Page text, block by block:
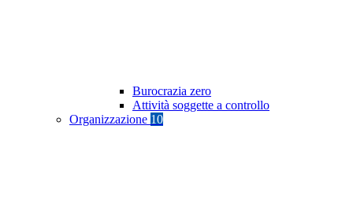
Burocrazia zero
Attività soggette a controllo
Organizzazione 10